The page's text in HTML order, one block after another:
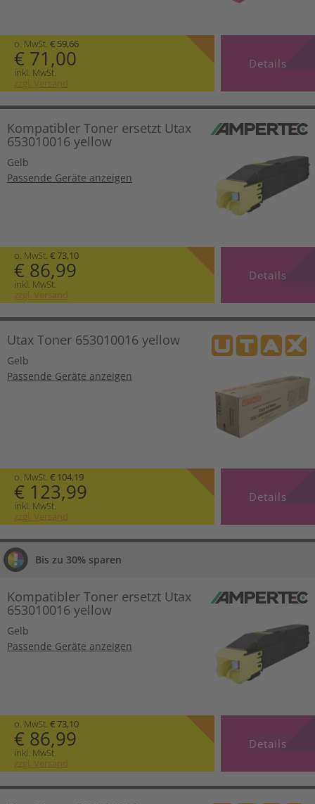
o. MwSt. € 59,66
€ 71,00
inkl. MwSt.
zzgl. Versand
Details
Kompatibler Toner ersetzt Utax
653010016 yellow
Gelb
Passende Geräte anzeigen
o. MwSt. € 73,10
€ 86,99
inkl. MwSt.
zzgl. Versand
Details
Utax Toner 653010016 yellow
Gelb
Passende Geräte anzeigen
o. MwSt. € 104,19
€ 123,99
inkl. MwSt.
zzgl. Versand
Details
Bis zu 30% sparen
Kompatibler Toner ersetzt Utax
653010016 yellow
Gelb
Passende Geräte anzeigen
o. MwSt. € 73,10
€ 86,99
inkl. MwSt.
zzgl. Versand
Details